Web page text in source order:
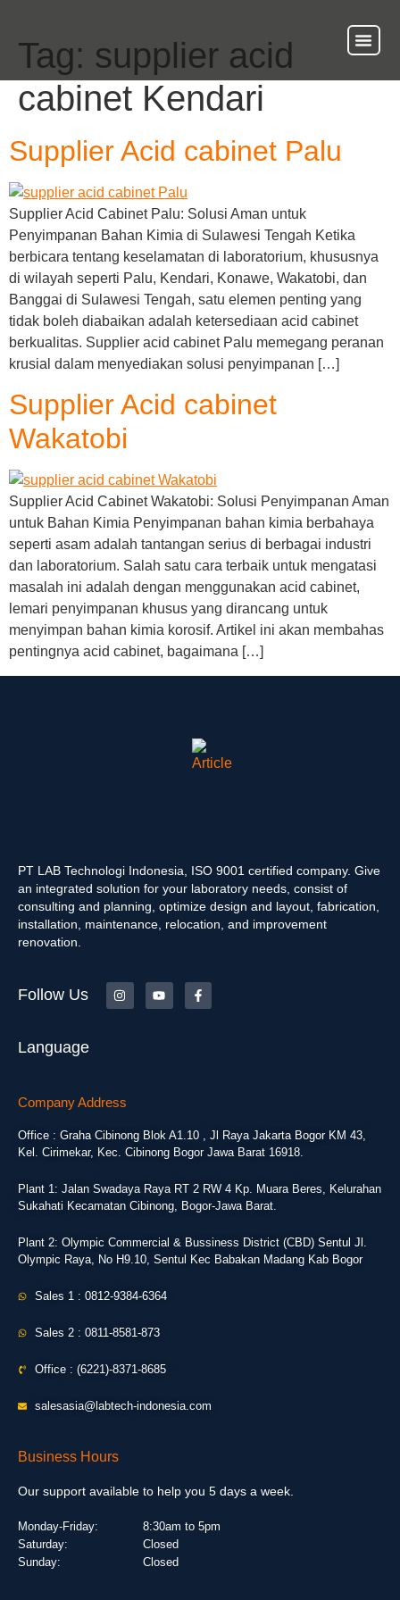
Tag: supplier acid
cabinet Kendari
Supplier Acid cabinet Palu
Supplier Acid Cabinet Palu: Solusi Aman untuk
Penyimpanan Bahan Kimia di Sulawesi Tengah Ketika
berbicara tentang keselamatan di laboratorium, khususnya
di wilayah seperti Palu, Kendari, Konawe, Wakatobi, dan
Banggai di Sulawesi Tengah, satu elemen penting yang
tidak boleh diabaikan adalah ketersediaan acid cabinet
berkualitas. Supplier acid cabinet Palu memegang peranan
krusial dalam menyediakan solusi penyimpanan […]
Supplier Acid cabinet
Wakatobi
Supplier Acid Cabinet Wakatobi: Solusi Penyimpanan Aman
untuk Bahan Kimia Penyimpanan bahan kimia berbahaya
seperti asam adalah tantangan serius di berbagai industri
dan laboratorium. Salah satu cara terbaik untuk mengatasi
masalah ini adalah dengan menggunakan acid cabinet,
lemari penyimpanan khusus yang dirancang untuk
menyimpan bahan kimia korosif. Artikel ini akan membahas
pentingnya acid cabinet, bagaimana […]
PT LAB Technologi Indonesia, ISO 9001 certified company. Give
an integrated solution for your laboratory needs, consist of
consulting and planning, optimize design and layout, fabrication,
installation, maintenance, relocation, and improvement
renovation.
Follow Us
Language
Company Address
Office : Graha Cibinong Blok A1.10 , Jl Raya Jakarta Bogor KM 43,
Kel. Cirimekar, Kec. Cibinong Bogor Jawa Barat 16918.
Plant 1: Jalan Swadaya Raya RT 2 RW 4 Kp. Muara Beres, Kelurahan
Sukahati Kecamatan Cibinong, Bogor-Jawa Barat.
Plant 2: Olympic Commercial & Bussiness District (CBD) Sentul Jl.
Olympic Raya, No H9.10, Sentul Kec Babakan Madang Kab Bogor
Sales 1 : 0812-9384-6364
Sales 2 : 0811-8581-873
Office : (6221)-8371-8685
salesasia@labtech-indonesia.com
Business Hours
Our support available to help you 5 days a week.
Monday-Friday:
Saturday:
Sunday:
8:30am to 5pm
Closed
Closed